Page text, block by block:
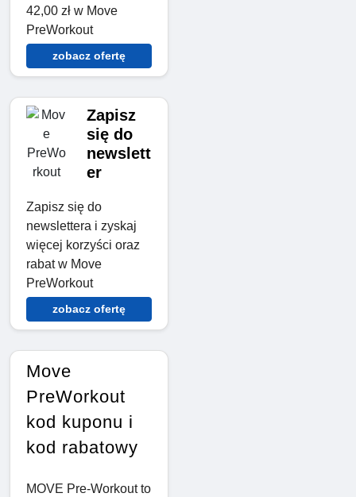
42,00 zł w Move
PreWorkout
zobacz ofertę
Zapisz
się do
newslett
er
Zapisz się do
newslettera i zyskaj
więcej korzyści oraz
rabat w Move
PreWorkout
zobacz ofertę
Move
PreWorkout
kod kuponu i
kod rabatowy
MOVE Pre‑Workout to